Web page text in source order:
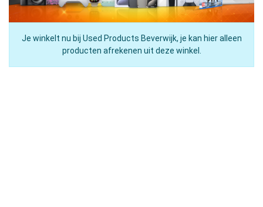
Je winkelt nu bij Used Products Beverwijk, je kan hier alleen
producten afrekenen uit deze winkel.